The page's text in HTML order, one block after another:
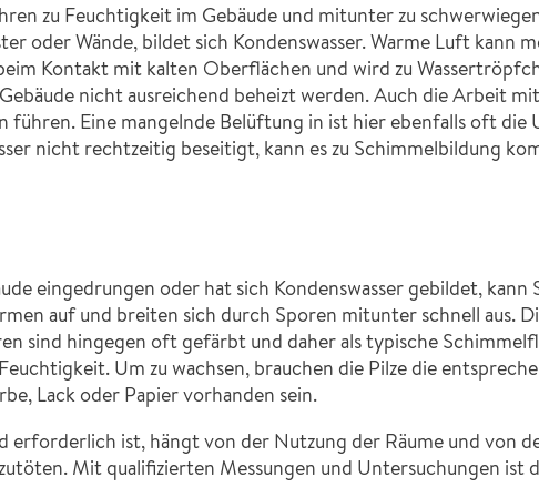
zu Feuchtigkeit im Gebäude und mitunter zu
oder Wände, bildet sich Kondenswasser. Warme Luft kann
Kontakt mit kalten Oberflächen und wird zu
nicht ausreichend beheizt werden. Auch die Arbeit
führen. Eine mangelnde Belüftung in ist hier ebenfalls oft die
nicht rechtzeitig beseitigt, kann es zu Schimmelbildung
eingedrungen oder hat sich Kondenswasser gebildet,
auf und breiten sich durch Sporen mitunter schnell aus.
sind hingegen oft gefärbt und daher als typische
Um zu wachsen, brauchen die Pilze die
Lack oder Papier vorhanden sein.
erforderlich ist, hängt von der Nutzung der Räume und von
Mit qualifizierten Messungen und Untersuchungen ist